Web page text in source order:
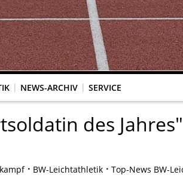
NEWS-ARCHIV SERVICE
des
BW-Leichtathletik Top-News BW-